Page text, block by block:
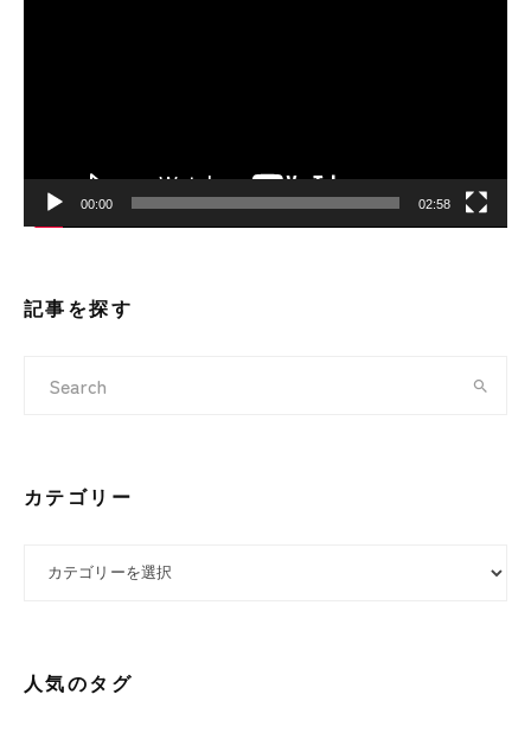
00:00 02:58
記事を探す
カテゴリー
人気のタグ